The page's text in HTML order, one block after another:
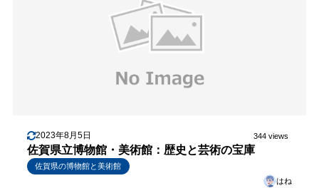
2023年8月5日 344 views
佐賀県立博物館・美術館：歴史と芸術の宝庫
佐賀県の博物館と美術館
はね